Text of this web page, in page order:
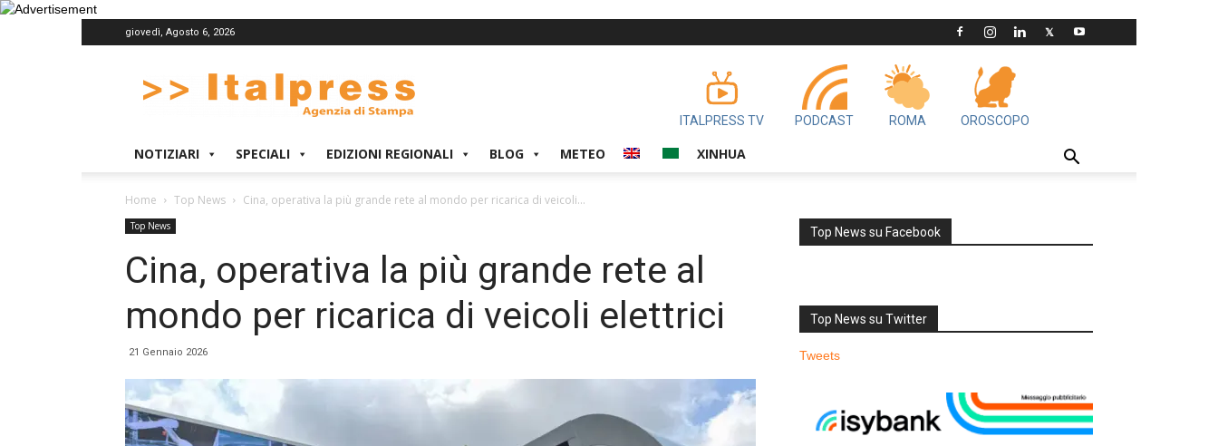
giovedì, Agosto 6, 2026
ITALPRESS TV PODCAST ROMA OROSCOPO
NOTIZIARI SPECIALI EDIZIONI REGIONALI BLOG METEO XINHUA
Home Top News Cina, operativa la più grande rete al mondo per ricarica di veicoli...
Top News
Cina, operativa la più grande rete al
mondo per ricarica di veicoli elettrici
21 Gennaio 2026
Top News su Facebook
Top News su Twitter
Tweets